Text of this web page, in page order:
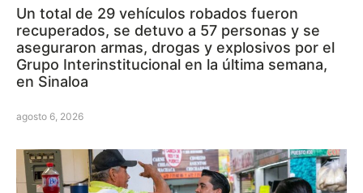
Un total de 29 vehículos robados fueron
recuperados, se detuvo a 57 personas y se
aseguraron armas, drogas y explosivos por el
Grupo Interinstitucional en la última semana,
en Sinaloa
agosto 6, 2026